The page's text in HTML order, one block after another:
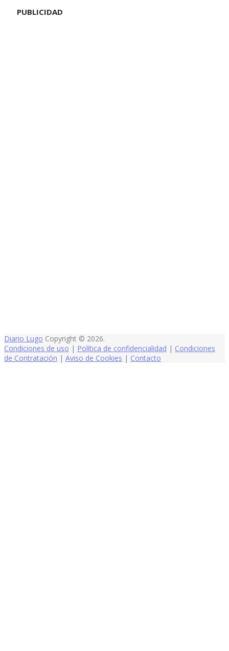
PUBLICIDAD
Diario Lugo Copyright © 2026.
Condiciones de uso | Política de confidencialidad | Condiciones
de Contratación | Aviso de Cookies | Contacto